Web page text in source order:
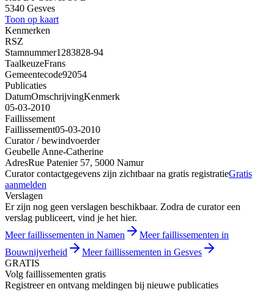
5340 Gesves
Toon op kaart
Kenmerken
RSZ
Stamnummer1283828-94
TaalkeuzeFrans
Gemeentecode92054
Publicaties
DatumOmschrijvingKenmerk
05-03-2010
Faillissement
Faillissement05-03-2010
Curator / bewindvoerder
Geubelle Anne-Catherine
AdresRue Patenier 57, 5000 Namur
Curator contactgegevens zijn zichtbaar na gratis registratieGratis
aanmelden
Verslagen
Er zijn nog geen verslagen beschikbaar. Zodra de curator een
verslag publiceert, vind je het hier.
Meer faillissementen in Namen
Meer faillissementen in
Bouwnijverheid
Meer faillissementen in Gesves
GRATIS
Volg faillissementen gratis
Registreer en ontvang meldingen bij nieuwe publicaties